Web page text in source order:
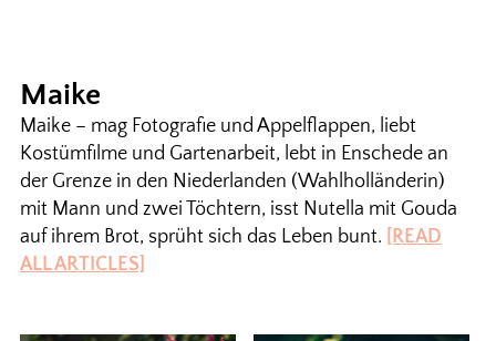
Maike
Maike – mag Fotografie und Appelflappen, liebt
Kostümfilme und Gartenarbeit, lebt in Enschede an
der Grenze in den Niederlanden (Wahlholländerin)
mit Mann und zwei Töchtern, isst Nutella mit Gouda
auf ihrem Brot, sprüht sich das Leben bunt. [READ
ALL ARTICLES]